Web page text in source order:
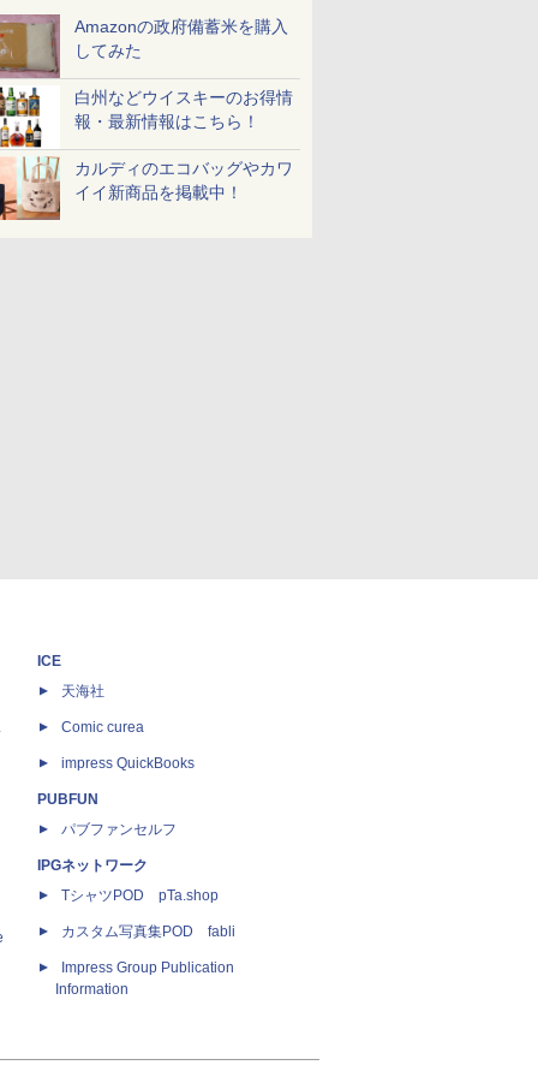
Amazonの政府備蓄米を購入
してみた
白州などウイスキーのお得情
報・最新情報はこちら！
カルディのエコバッグやカワ
イイ新商品を掲載中！
ICE
天海社
Comic curea
impress QuickBooks
PUBFUN
パブファンセルフ
IPGネットワーク
TシャツPOD pTa.shop
カスタム写真集POD fabli
Impress Group Publication
Information